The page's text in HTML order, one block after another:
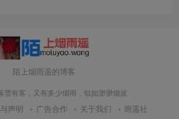
陌上烟雨遥的博客
雪有客，又有多少烟雨，似如渺渺烟波
声明 广告合作 关于我们 雨遥社